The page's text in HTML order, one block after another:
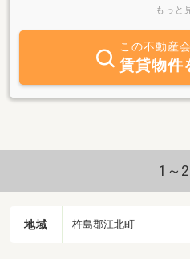
い！！戸建、アパート、マンショ
もっと
この不動産
賃貸物件
1～2
地域 杵島郡江北町